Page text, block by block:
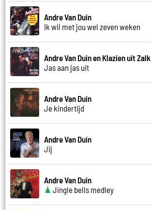
Andre Van Duin
Ik wil met jou wel zeven weken
Andre Van Duin en Klazien uit Zalk
Jas aan jas uit
Andre Van Duin
Je kindertijd
Andre Van Duin
Jij
Andre Van Duin
Jingle bells medley